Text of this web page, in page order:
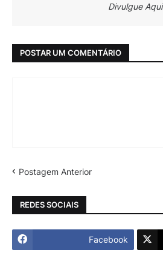
Divulgue Aqui
POSTAR UM COMENTÁRIO
Postagem Anterior
REDES SOCIAIS
Facebook